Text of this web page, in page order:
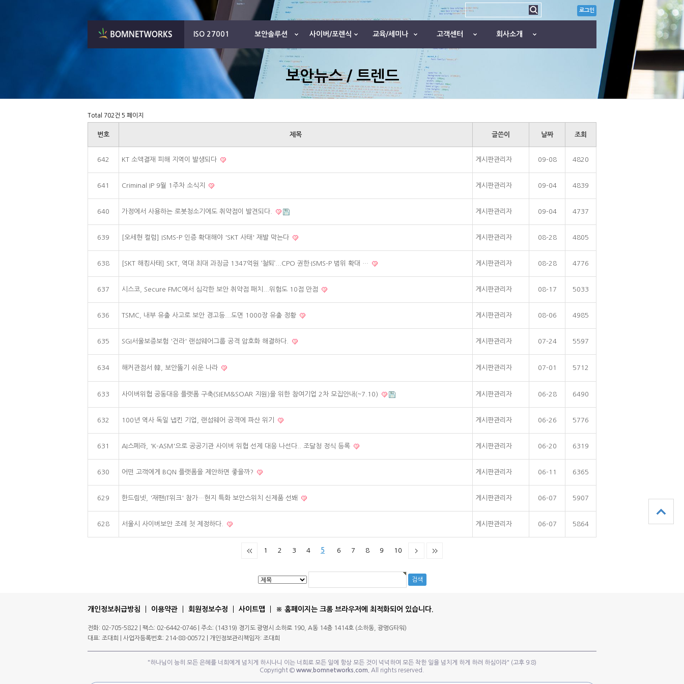
ISO 27001 보안솔루션 사이버/포렌식 교육/세미나 고객센터 회사소개
로그인
보안뉴스 / 트렌드
Total 702건 5 페이지
번호 제목 글쓴이 날짜 조회
642 KT 소액결재 피해 지역이 발생되다 게시판관리자 09-08 4820
641 Criminal IP 9월 1주차 소식지 게시판관리자 09-04 4839
640 가정에서 사용하는 로봇청소기에도 취약점이 발견되다. 게시판관리자 09-04 4737
639 [오세현 컬럼] ISMS-P 인증 확대해야 'SKT 사태' 재발 막는다 게시판관리자 08-28 4805
638 [SKT 해킹사태] SKT, 역대 최대 과징금 1347억원 ‘철퇴’...CPO 권한·ISMS-P 범위 확대 … 게시판관리자 08-28 4776
637 시스코, Secure FMC에서 심각한 보안 취약점 패치...위험도 10점 만점 게시판관리자 08-17 5033
636 TSMC, 내부 유출 사고로 보안 경고등...도면 1000장 유출 정황 게시판관리자 08-06 4985
635 SGI서울보증보험 '건라' 랜섬웨어그룹 공격 암호화 해결하다. 게시판관리자 07-24 5597
634 해커관점서 韓, 보안뚫기 쉬운 나라 게시판관리자 07-01 5712
633 사이버위협 공동대응 플랫폼 구축(SIEM&SOAR 지원)을 위한 참여기업 2차 모집안내(~7.10) 게시판관리자 06-28 6490
632 100년 역사 독일 냅킨 기업, 랜섬웨어 공격에 파산 위기 게시판관리자 06-26 5776
631 AI스페라, 'K-ASM'으로 공공기관 사이버 위협 선제 대응 나선다.. 조달청 정식 등록 게시판관리자 06-20 6319
630 어떤 고객에게 BQN 플랫폼을 제안하면 좋을까? 게시판관리자 06-11 6365
629 한드림넷, '재팬IT위크' 참가…현지 특화 보안스위치 신제품 선봬 게시판관리자 06-07 5907
628 서울시 사이버보안 조례 첫 제정하다. 게시판관리자 06-07 5864
1 2 3 4 5 6 7 8 9 10
개인정보취급방침 이용약관 회원정보수정 사이트맵 ※ 홈페이지는 크롬 브라우저에 최적화되어 있습니다.
전화: 02-705-5822 | 팩스: 02-6442-0746 | 주소: (14319) 경기도 광명시 소하로 190, A동 14층 1414호 (소하동, 광명G타워)
대표: 조대희 | 사업자등록번호: 214-88-00572 | 개인정보관리책임자: 조대희
"하나님이 능히 모든 은혜를 너희에게 넘치게 하시나니 이는 너희로 모든 일에 항상 모든 것이 넉넉하여 모든 착한 일을 넘치게 하게 하려 하심이라" (고후 9:8)
Copyright © www.bomnetworks.com. All rights reserved.